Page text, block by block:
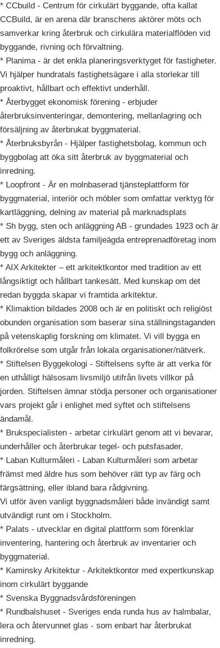
* CCbuild - Centrum för cirkulärt byggande, ofta kallat
CCBuild, är en arena där branschens aktörer möts och
samverkar kring återbruk och cirkulära materialflöden vid
byggande, rivning och förvaltning.
* Planima - är det enkla planeringsverktyget för fastigheter.
Vi hjälper hundratals fastighetsägare i alla storlekar till
proaktivt, hållbart och effektivt underhåll.
* Återbygget ekonomisk förening - erbjuder
återbruksinventeringar, demontering, mellanlagring och
försäljning av återbrukat byggmaterial.
* Återbruksbyrån - Hjälper fastighetsbolag, kommun och
byggbolag att öka sitt återbruk av byggmaterial och
inredning.
* Loopfront - Är en molnbaserad tjänsteplattform för
byggmaterial, interiör och möbler som omfattar verktyg för
kartläggning, delning av material på marknadsplats
* Sh bygg, sten och anläggning AB - grundades 1923 och är
ett av Sveriges äldsta familjeägda entreprenadföretag inom
bygg och anläggning.
* AIX Arkitekter – ett arkitektkontor med tradition av ett
långsiktigt och hållbart tankesätt. Med kunskap om det
redan byggda skapar vi framtida arkitektur.
* Klimaktion bildades 2008 och är en politiskt och religiöst
obunden organisation som baserar sina ställningstaganden
på vetenskaplig forskning om klimatet. Vi vill bygga en
folkrörelse som utgår från lokala organisationer/nätverk.
* Stiftelsen Byggekologi - Stiftelsens syfte är att verka för
en uthålligt hälsosam livsmiljö utifrån livets villkor på
jorden. Stiftelsen ämnar stödja personer och organisationer
vars projekt går i enlighet med syftet och stiftelsens
ändamål.
* Brukspecialisten - arbetar cirkulärt genom att vi bevarar,
underhåller och återbrukar tegel- och putsfasader.
* Laban Kulturmåleri - Laban Kulturmåleri som arbetar
främst med äldre hus som behöver rätt typ av färg och
färgsättning, eller ibland bara rådgivning.
Vi utför även vanligt byggnadsmåleri både invändigt samt
utvändigt runt om i Stockholm.
* Palats - utvecklar en digital plattform som förenklar
inventering, hantering och återbruk av inventarier och
byggmaterial.
* Kaminsky Arkitektur - Arkitektkontor med expertkunskap
inom cirkulärt byggande
* Svenska Byggnadsvårdsföreningen
* Rundbalshuset - Sveriges enda runda hus av halmbalar,
lera och återvunnet glas - som enbart har återbrukat
inredning.